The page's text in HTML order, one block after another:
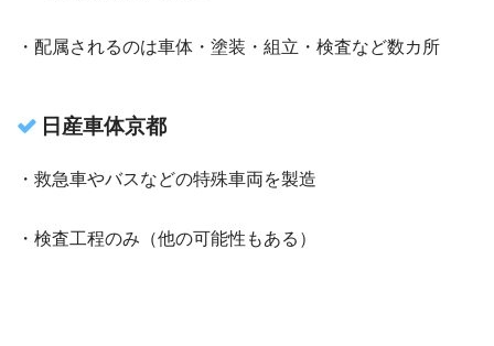
・配属されるのは車体・塗装・組立・検査など数カ所
日産車体京都
・救急車やバスなどの特殊車両を製造
・検査工程のみ（他の可能性もある）